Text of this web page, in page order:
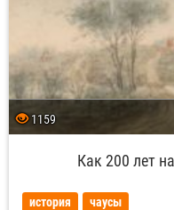
1159
Как 200 лет
история чаусы